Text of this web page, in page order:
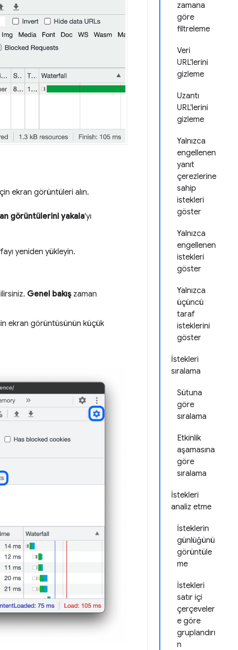
zamana
göre
filtreleme
Veri
URL'lerini
gizleme
Uzantı
URL'lerini
gizleme
Yalnızca
engellenen
yanıt
çerezlerine
sahip
istekleri
göster
Yalnızca
engellenen
istekleri
göster
Yalnızca
üçüncü
taraf
isteklerini
göster
İstekleri
sıralama
Sütuna
göre
sıralama
Etkinlik
aşamasına
göre
sıralama
İstekleri
analiz etme
İsteklerin
günlüğünü
görüntüle
me
İstekleri
satır içi
çerçeveler
e göre
gruplandırı
n
ekran görüntüleri alın.
görüntülerini yakala'yı
yeniden yükleyin.
Genel bakış zaman
ekran görüntüsünün küçük